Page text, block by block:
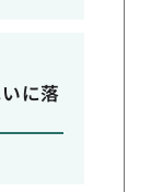
に落